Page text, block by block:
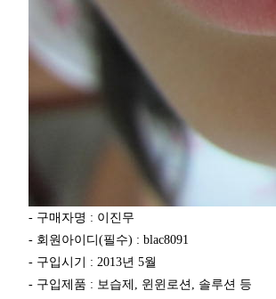
- 구매자명 : 이진무
- 회원아이디(필수) : blac8091
- 구입시기 : 2013년 5월
- 구입제품 : 보습제, 윈윈로션, 솔루션 등